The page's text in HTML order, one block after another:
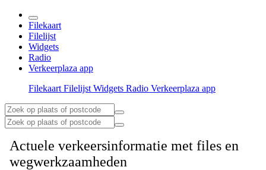
Filekaart
Filelijst
Widgets
Radio
Verkeerplaza app
Filekaart Filelijst Widgets Radio Verkeerplaza app
Actuele verkeersinformatie met files en
wegwerkzaamheden